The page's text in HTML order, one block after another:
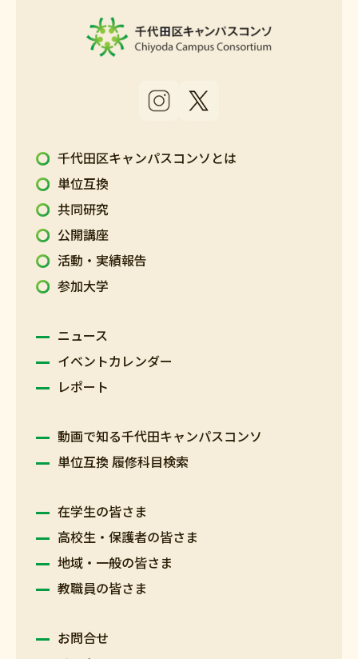
千代田区キャンパスコンソとは
単位互換
共同研究
公開講座
活動・実績報告
参加大学
ニュース
イベントカレンダー
レポート
動画で知る千代田キャンパスコンソ
単位互換 履修科目検索
在学生の皆さま
高校生・保護者の皆さま
地域・一般の皆さま
教職員の皆さま
お問合せ